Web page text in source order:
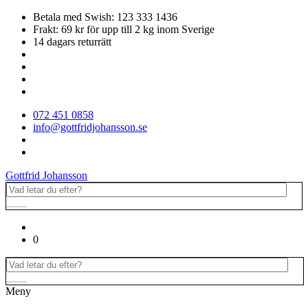
Betala med Swish: 123 333 1436
Frakt: 69 kr för upp till 2 kg inom Sverige
14 dagars returrätt
072 451 0858
info@gottfridjohansson.se
Gottfrid Johansson
0
Meny